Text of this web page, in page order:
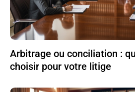
Arbitrage ou conciliation :
choisir pour votre litige